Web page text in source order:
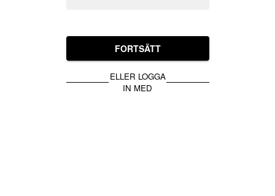
FORTSÄTT
ELLER LOGGA
IN MED